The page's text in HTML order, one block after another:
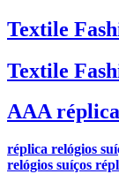
Textile
Textile
AAA
réplica relógios
relógios suíços